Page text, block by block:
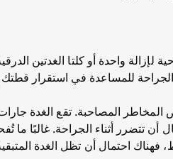
لإزالة واحدة أو كلتا الغدتين
المخاطر المصاحبة. تقع الغدة
أن تتضرر أثناء الجراحة. غالبًا
فهناك احتمال أن تظل الغدة